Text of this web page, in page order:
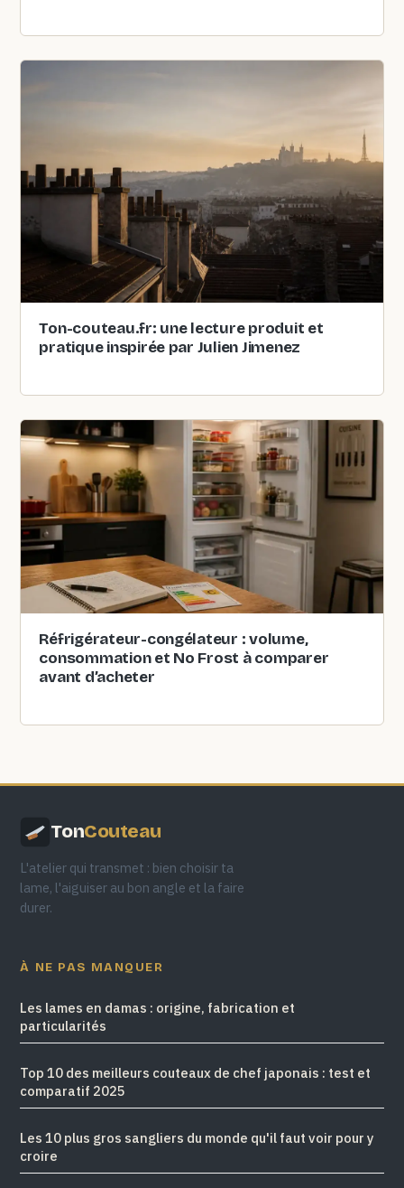
Ton-couteau.fr: une lecture produit et
pratique inspirée par Julien Jimenez
Réfrigérateur-congélateur : volume,
consommation et No Frost à comparer
avant d’acheter
TonCouteau
L'atelier qui transmet : bien choisir ta
lame, l'aiguiser au bon angle et la faire
durer.
À NE PAS MANQUER
Les lames en damas : origine, fabrication et
particularités
Top 10 des meilleurs couteaux de chef japonais : test et
comparatif 2025
Les 10 plus gros sangliers du monde qu'il faut voir pour y
croire